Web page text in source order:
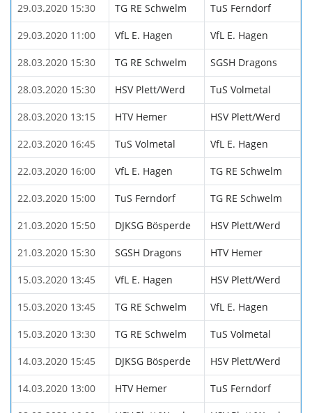
29.03.2020 15:30 TG RE Schwelm TuS Ferndorf
29.03.2020 11:00 VfL E. Hagen VfL E. Hagen
28.03.2020 15:30 TG RE Schwelm SGSH Dragons
28.03.2020 15:30 HSV Plett/Werd TuS Volmetal
28.03.2020 13:15 HTV Hemer HSV Plett/Werd
22.03.2020 16:45 TuS Volmetal VfL E. Hagen
22.03.2020 16:00 VfL E. Hagen TG RE Schwelm
22.03.2020 15:00 TuS Ferndorf TG RE Schwelm
21.03.2020 15:50 DJKSG Bösperde HSV Plett/Werd
21.03.2020 15:30 SGSH Dragons HTV Hemer
15.03.2020 13:45 VfL E. Hagen HSV Plett/Werd
15.03.2020 13:45 TG RE Schwelm VfL E. Hagen
15.03.2020 13:30 TG RE Schwelm TuS Volmetal
14.03.2020 15:45 DJKSG Bösperde HSV Plett/Werd
14.03.2020 13:00 HTV Hemer TuS Ferndorf